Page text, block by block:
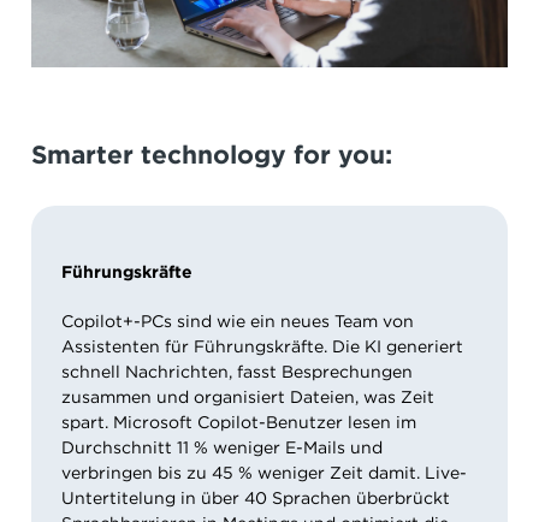
Smarter technology for you:
Führungskräfte
Copilot+-PCs sind wie ein neues Team von
Assistenten für Führungskräfte. Die KI generiert
schnell Nachrichten, fasst Besprechungen
zusammen und organisiert Dateien, was Zeit
spart. Microsoft Copilot-Benutzer lesen im
Durchschnitt 11 % weniger E-Mails und
verbringen bis zu 45 % weniger Zeit damit. Live-
Untertitelung in über 40 Sprachen überbrückt